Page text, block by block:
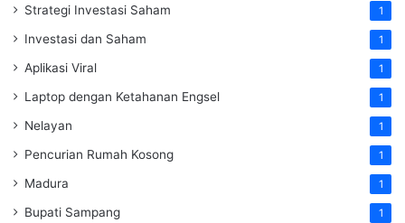
Strategi Investasi Saham 1
Investasi dan Saham 1
Aplikasi Viral 1
Laptop dengan Ketahanan Engsel 1
Nelayan 1
Pencurian Rumah Kosong 1
Madura 1
Bupati Sampang 1